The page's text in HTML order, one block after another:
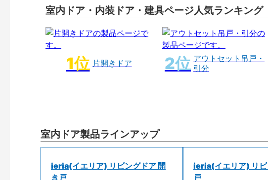
室内ドア・内装ドア・建具ページ人気ランキング
片開きドア
アウトセット吊戸・
引分
室内ドア製品ラインアップ
ieria(イエリア) リビングドア 開
き戸
ieria(イエリア) リビ
戸